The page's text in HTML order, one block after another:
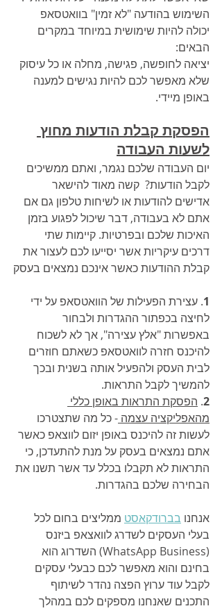
השימוש בהודעה "לא זמין" בוואטסאפ
יכולה להיות שימושית במיוחד במקרים
הבאים:
יציאה לחופשה, פגישה, מחלה או כל עיסוק
שלא מאפשר לכם להיות נגישים למענה
באופן מיידי.
הפסקת קבלת הודעות מחוץ
לשעות העבודה
יום העבודה שלכם נגמר, ואתם ממשיכים
לקבל הודעות?  קשה מאוד להישאר
אדישים להודעות או לשיחות טלפון גם אם
אתם לא בעבודה, דבר שיכול לפגוע בזמן
האיכות שלכם ובפרטיות. קיימות שתי
דרכים עיקריות אשר יסייעו לכם לעצור את
קבלת ההודעות כאשר אינכם נמצאים בעסק
1. עצירת הפעילות של הוואטסאפ על ידי
לחיצה בכפתור ההגדרות ולבחור
באפשרות "אלץ עצירה", אך לא לשכוח
להיכנס חזרה לוואטסאפ כשאתם חוזרים
לבית העסק ולהפעיל אותה בשנית ובכך
להמשיך לקבל התראות.
2
. הפסקת התראות באופן כללי
מהאפליקציה עצמה - כל מה שתצטרכו
לעשות זה להיכנס באופן יזום לווצאפ כאשר
אתם נמצאים בעסק על מנת להתעדכן, כי
התראות לא תקבלו בכלל עד אשר תשנו את
הבחירה שלכם בהגדרות.
אנחנו בברודקאסט ממליצים בחום לכל
בעלי העסקים לשדרג לוואצאפ ביזנס
(WhatsApp Business) השדרוג הוא
בחינם והוא מאפשר לכם כבעלי עסקים
לקבל עוד ערוץ הפצה נהדר לשיתוף
התכנים שאנחנו מספקים לכם במהלך